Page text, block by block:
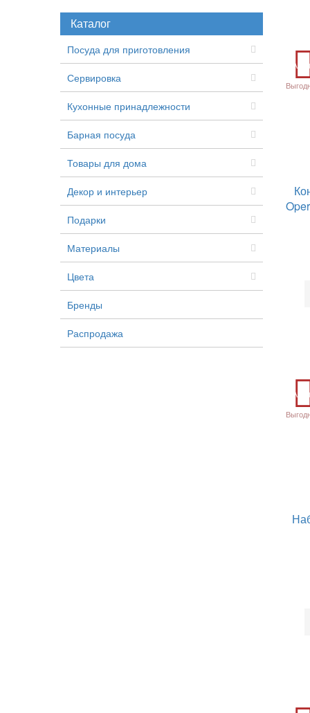
Каталог
Посуда для приготовления
Сервировка
Кухонные принадлежности
Барная посуда
Товары для дома
Декор и интерьер
Подарки
Материалы
Цвета
Бренды
Распродажа